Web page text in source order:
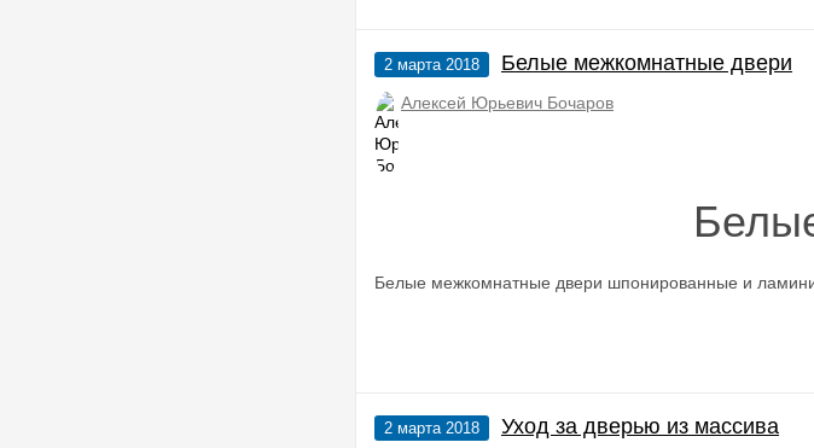
2 марта 2018 Белые межкомнатные двери
Алексей Юрьевич Бочаров
Белые межкомнатные двери шпонированные и
2 марта 2018 Уход за дверью из массива